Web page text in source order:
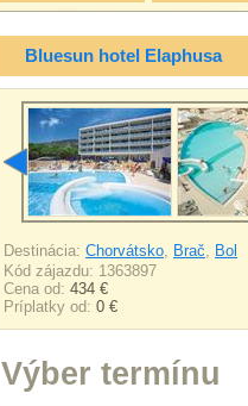
Bluesun hotel Elaphusa
Destinácia: Chorvátsko, Brač, Bol
Kód zájazdu: 1363897
Cena od: 434 €
Príplatky od: 0 €
Výber termínu